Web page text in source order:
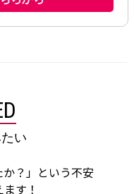
い
か？」という不安
す！